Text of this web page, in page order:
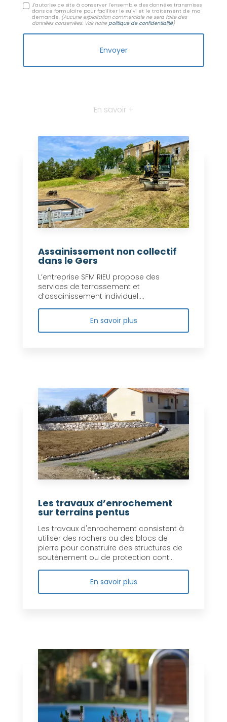
J'autorise ce site à conserver l'ensemble des données transmises
dans ce formulaire pour faciliter le suivi et le traitement de ma
demande. (Aucune exploitation commerciale ne sera faite des
données conservées. Voir notrepolitique de confidentialité)
En savoir +
Assainissement non collectif
dans le Gers
L’entreprise SFM RIEU propose des
services de terrassement et
d’assainissement individuel....
En savoir plus
Les travaux d’enrochement
sur terrains pentus
Les travaux d'enrochement consistent à
utiliser des rochers ou des blocs de
pierre pour construire des structures de
soutènement ou de protection cont...
En savoir plus